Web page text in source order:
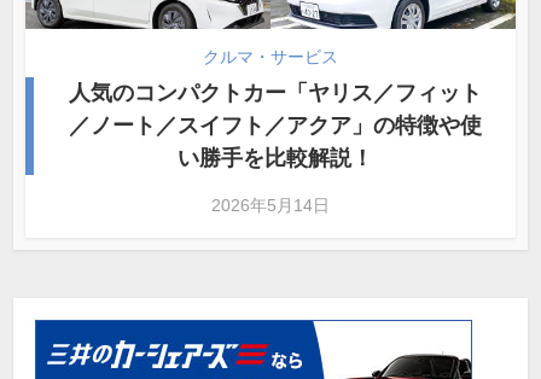
クルマ・サービス
人気のコンパクトカー「ヤリス／フィット
／ノート／スイフト／アクア」の特徴や使
い勝手を比較解説！
2026年5月14日